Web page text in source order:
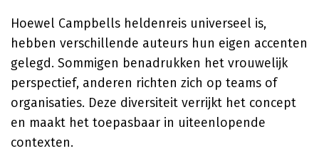
Hoewel Campbells heldenreis universeel is,
hebben verschillende auteurs hun eigen accenten
gelegd. Sommigen benadrukken het vrouwelijk
perspectief, anderen richten zich op teams of
organisaties. Deze diversiteit verrijkt het concept
en maakt het toepasbaar in uiteenlopende
contexten.